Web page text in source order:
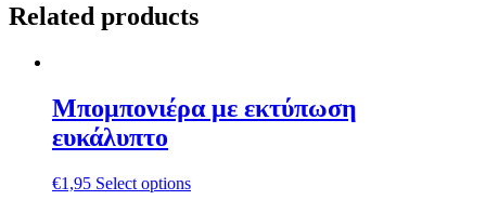
Related products
Μπομπονιέρα με εκτύπωση
ευκάλυπτο
€1,95 Select options